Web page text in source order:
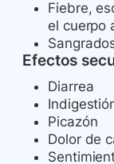
Fiebre,
el cuerpo
Efectos
Diarrea
Picazón
Dolor de